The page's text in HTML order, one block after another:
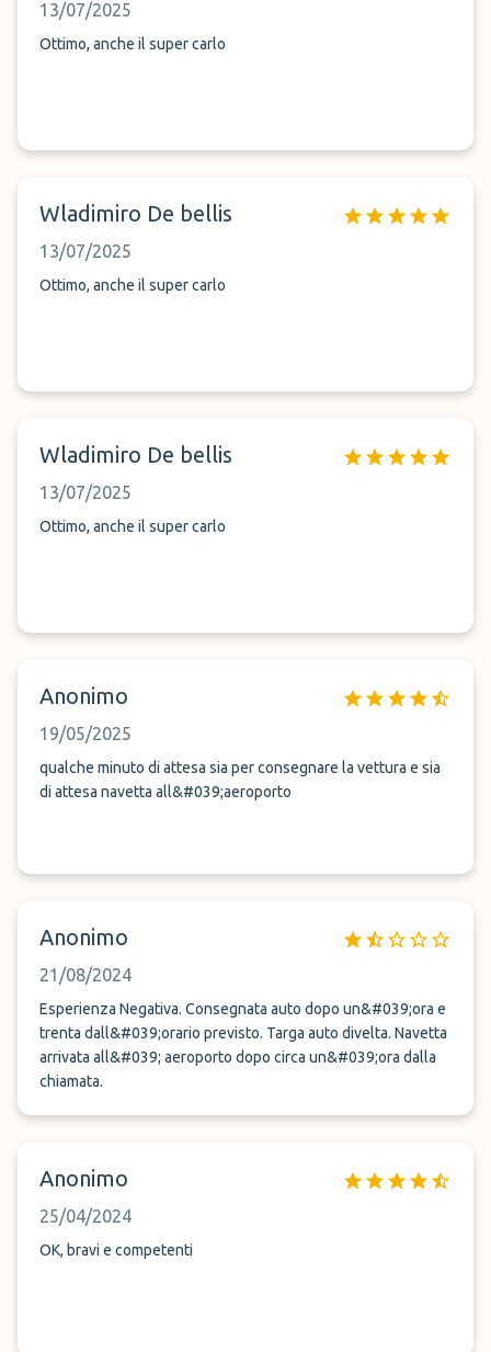
13/07/2025
Ottimo, anche il super carlo
Wladimiro De bellis
13/07/2025
Ottimo, anche il super carlo
Wladimiro De bellis
13/07/2025
Ottimo, anche il super carlo
Anonimo
19/05/2025
qualche minuto di attesa sia per consegnare la vettura e sia
di attesa navetta all&#039;aeroporto
Anonimo
21/08/2024
Esperienza Negativa. Consegnata auto dopo un&#039;ora e
trenta dall&#039;orario previsto. Targa auto divelta. Navetta
arrivata all&#039; aeroporto dopo circa un&#039;ora dalla
chiamata.
Anonimo
25/04/2024
OK, bravi e competenti